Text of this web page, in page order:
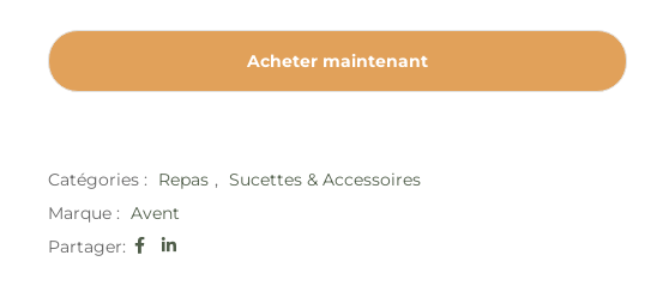
Acheter maintenant
Catégories : Repas , Sucettes & Accessoires
Marque : Avent
Partager: